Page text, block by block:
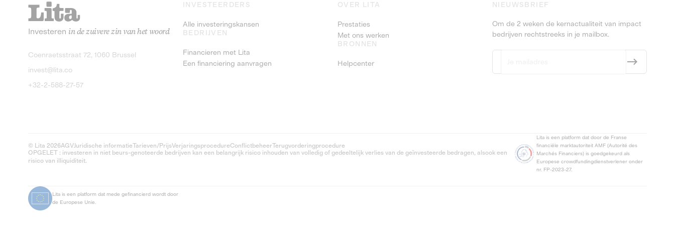
Investeren in de zuivere zin van het woord
Coenraetsstraat 72, 1060 Brussel
invest@lita.co
+32-2-588-27-57
INVESTEERDERS
Alle investeringskansen
BEDRIJVEN
Financieren met Lita
Een financiering aanvragen
OVER LITA
Prestaties
Met ons werken
BRONNEN
Helpcenter
NIEUWSBRIEF
Om de 2 weken de kernactualiteit van impact
bedrijven rechtstreeks in je mailbox.
© Lita 2026AGVJuridische informatieTarieven/PrijsVerjaringsprocedureConflictbeheerTerugvorderingprocedure
OPGELET : investeren in niet beurs-genoteerde bedrijven kan een belangrijk risico inhouden van volledig of gedeeltelijk verlies van de geïnvesteerde bedragen, alsook een
risico van illiquiditeit.
Lita is een platform dat door de Franse
financiële marktautoriteit AMF (Autorité des
Marchés Financiers) is goedgekeurd als
Europese crowdfundingdienstverlener onder
nr. FP-2023-27.
Lita is een platform dat mede gefinancierd wordt door
de Europese Unie.